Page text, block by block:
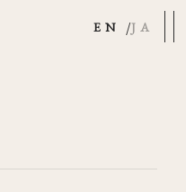
EN JA